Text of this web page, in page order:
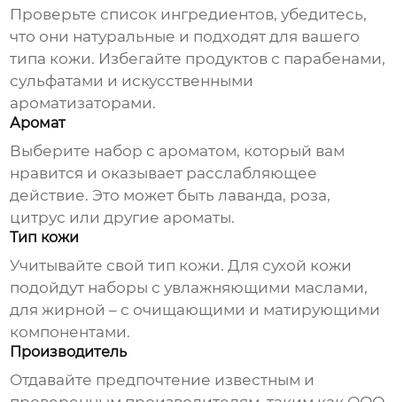
Проверьте список ингредиентов, убедитесь,
что они натуральные и подходят для вашего
типа кожи. Избегайте продуктов с парабенами,
сульфатами и искусственными
ароматизаторами.
Аромат
Выберите набор с ароматом, который вам
нравится и оказывает расслабляющее
действие. Это может быть лаванда, роза,
цитрус или другие ароматы.
Тип кожи
Учитывайте свой тип кожи. Для сухой кожи
подойдут наборы с увлажняющими маслами,
для жирной – с очищающими и матирующими
компонентами.
Производитель
Отдавайте предпочтение известным и